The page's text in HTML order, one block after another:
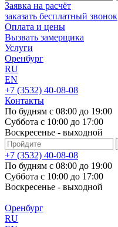
Заявка на расчёт
заказать бесплатный звонок
Оплата и цены
Вызвать замерщика
Услуги
Оренбург
RU
EN
+7 (3532) 40-08-08
Контакты
По будням с 08:00 до 19:00
Суббота с 10:00 до 17:00
Воскресенье - выходной
+7 (3532) 40-08-08
По будням с 08:00 до 19:00
Суббота с 10:00 до 17:00
Воскресенье - выходной
Оренбург
RU